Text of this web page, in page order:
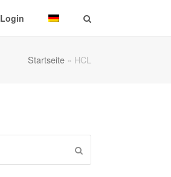
Login
Startseite » HCL